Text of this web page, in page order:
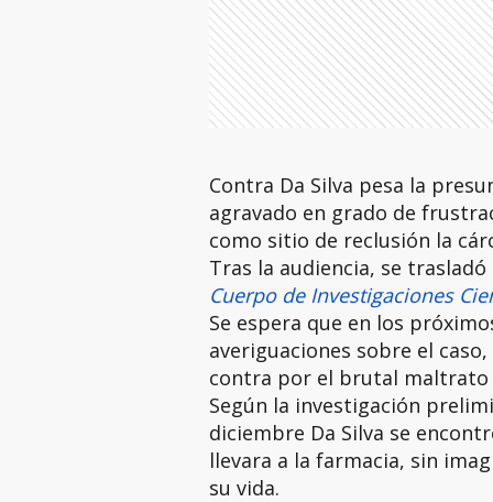
Contra Da Silva pesa la
agravado en grado de
como sitio de reclusión la
Tras la audiencia, se
Cuerpo de Investigaciones
Se espera que en los
averiguaciones sobre el
contra por el brutal maltrato
Según la investigación
diciembre Da Silva se
llevara a la farmacia, sin
su vida.